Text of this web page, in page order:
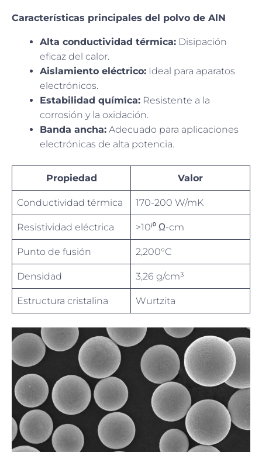
Características principales del polvo de AlN
Alta conductividad térmica: Disipación
eficaz del calor.
Aislamiento eléctrico: Ideal para aparatos
electrónicos.
Estabilidad química: Resistente a la
corrosión y la oxidación.
Banda ancha: Adecuado para aplicaciones
electrónicas de alta potencia.
Propiedad Valor
Conductividad térmica 170-200 W/mK
Resistividad eléctrica >10ⁱ⁰ Ω-cm
Punto de fusión 2,200°C
Densidad 3,26 g/cm³
Estructura cristalina Wurtzita